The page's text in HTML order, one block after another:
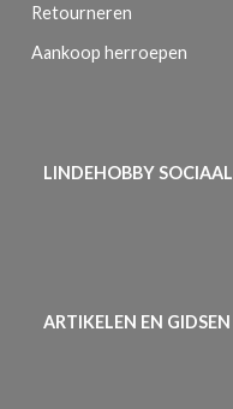
Retourneren
Aankoop herroepen
LINDEHOBBY SOCIAAL
ARTIKELEN EN GIDSEN